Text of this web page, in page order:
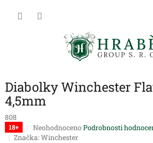
Diabolky Winchester
4,5mm
808
18+
Průměrné
hodnocení
Neohodnoceno Podrobnosti
Značka:Winchester